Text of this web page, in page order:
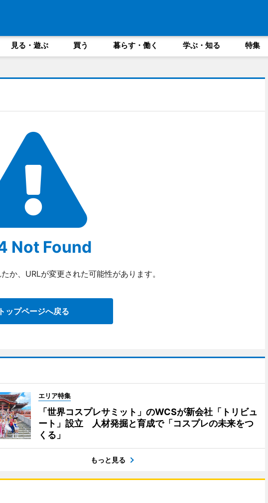
見る・遊ぶ 買う 暮らす・働く 学ぶ・知る 特集
Not Found
か、URLが変更された可能性があります。
ップページへ戻る
エリア特集
「世界コスプレサミット」のWCSが新会社「トリビュ
ート」設立 人材発掘と育成で「コスプレの未来をつ
くる」
もっと見る